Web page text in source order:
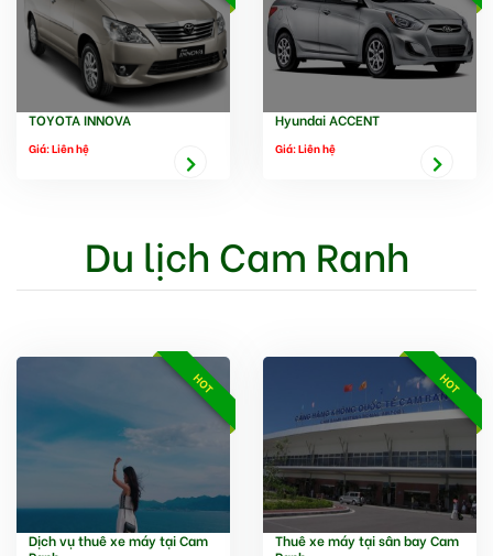
TOYOTA INNOVA
Giá: Liên hệ
Hyundai ACCENT
Giá: Liên hệ
Du lịch Cam Ranh
HOT
Dịch vụ thuê xe máy tại Cam
HOT
Thuê xe máy tại sân bay Cam